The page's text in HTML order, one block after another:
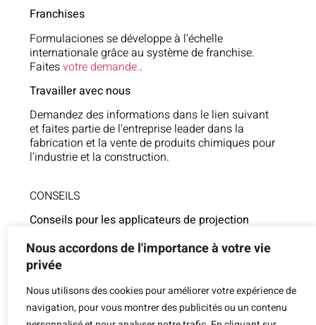
Nous accordons de l'importance à votre vie
privée
Nous utilisons des cookies pour améliorer votre expérience de
navigation, pour vous montrer des publicités ou un contenu
Franchises
Formulaciones se développe à l'échelle
internationale grâce au système de franchise.
Faitesvotre demande..
Travailler avec nous
Demandez des informations dans le lien suivant
et faites partie de l'entreprise leader dans la
fabrication et la vente de produits chimiques pour
l'industrie et la construction.
CONSEILS
Conseils pour les applicateurs de projection
625 106 554
Assistance technique
854 805 377